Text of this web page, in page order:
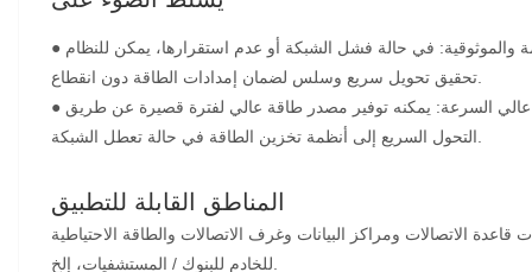
● السلامة والموثوقية: في حالة فشل الشبكة أو عدم استقرارها، يمكن للنظام
تحقيق تحويل سريع وسلس لضمان إمدادات الطاقة دون انقطاع.
● أداء تفريغ عالي السرعة: يمكنه توفير مصدر طاقة عالي لفترة قصيرة عن طريق
المناطق القابلة للتطبيق
قاعدة الاتصالات ومراكز البيانات وغرف الاتصالات والطاقة الاحتياطية